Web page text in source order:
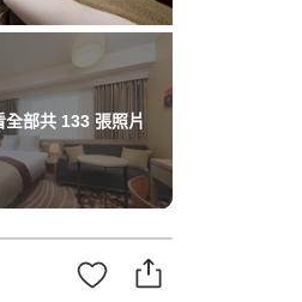
全部共 133張照片